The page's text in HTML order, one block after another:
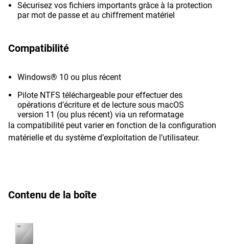
Sécurisez vos fichiers importants grâce à la protection
par mot de passe et au chiffrement matériel
Compatibilité
Windows® 10 ou plus récent
Pilote NTFS téléchargeable pour effectuer des
opérations d’écriture et de lecture sous macOS
version 11 (ou plus récent) via un reformatage
la compatibilité peut varier en fonction de la configuration
matérielle et du système d’exploitation de l’utilisateur.
Contenu de la boîte